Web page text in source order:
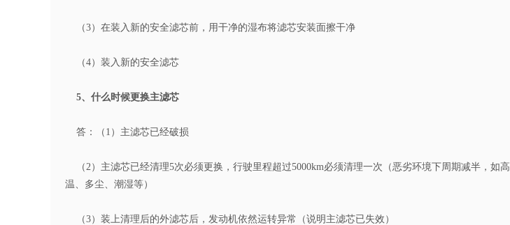
（3）在装入新的安全滤芯前，用干净的湿布将滤芯安装面擦干净
（4）装入新的安全滤芯
5、什么时候更换主滤芯
答：（1）主滤芯已经破损
（2）主滤芯已经清理5次必须更换，行驶里程超过5000km必须清理一次（恶劣环境下周期减半，如高
温、多尘、潮湿等）
（3）装上清理后的外滤芯后，发动机依然运转异常（说明主滤芯已失效）